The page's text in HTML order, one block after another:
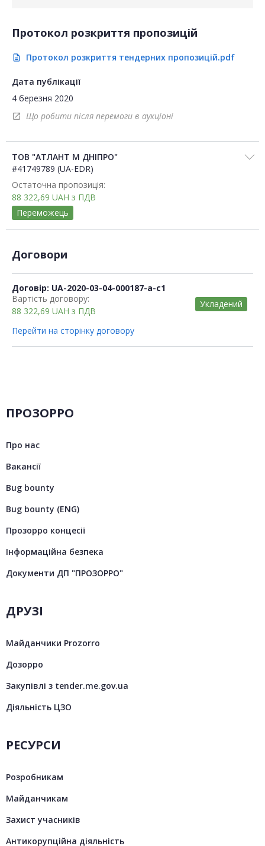
Протокол розкриття пропозицій
description Протокол розкриття тендерних пропозицій.pdf
Дата публікації
4 березня 2020
open_in_new Що робити після перемоги в аукціоні
ТОВ "АТЛАНТ М ДНІПРО"
#41749789 (UA-EDR)
Остаточна пропозиція:
88 322,69 UAH з ПДВ
Переможець
Договори
Договір: UA-2020-03-04-000187-a-c1
Вартість договору:
88 322,69 UAH з ПДВ
Укладений
Перейти на сторінку договору
ПРОЗОРРО
Про нас
Вакансії
Bug bounty
Bug bounty (ENG)
Прозорро концесії
Інформаційна безпека
Документи ДП "ПРОЗОРРО"
ДРУЗІ
Майданчики Prozorro
Дозорро
Закупівлі з tender.me.gov.ua
Діяльність ЦЗО
РЕСУРСИ
Розробникам
Майданчикам
Захист учасників
Антикорупційна діяльність